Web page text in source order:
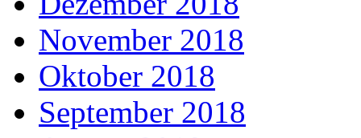
November 2018
Oktober 2018
September 2018